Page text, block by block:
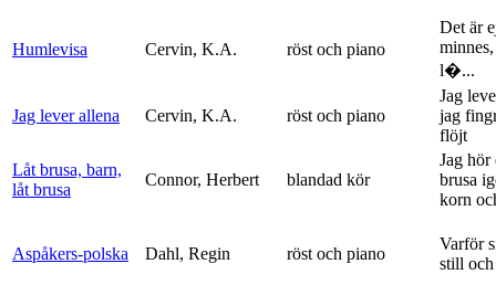
Humlevisa Cervin, K.A. röst och piano
Det är
l�...
Jag lever allena Cervin, K.A. röst och piano
Jag
jag
flöjt
Låt brusa, barn,
låt brusa
Connor, Herbert blandad kör
Jag hör
brusa
korn
Aspåkers-polska Dahl, Regin röst och piano
Varför
still